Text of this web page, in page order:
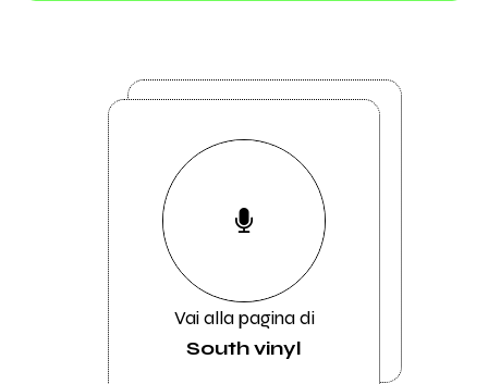
Vai alla pagina di
South vinyl